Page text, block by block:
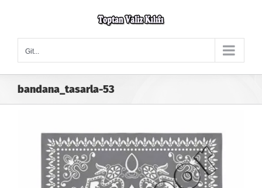
Git...
bandana_tasarla-53